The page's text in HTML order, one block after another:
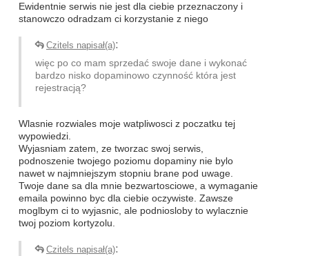
Ewidentnie serwis nie jest dla ciebie przeznaczony i
stanowczo odradzam ci korzystanie z niego
Czitels napisał(a):
więc po co mam sprzedać swoje dane i wykonać
bardzo nisko dopaminowo czynność która jest
rejestracją?
Wlasnie rozwiales moje watpliwosci z poczatku tej
wypowiedzi.
Wyjasniam zatem, ze tworzac swoj serwis,
podnoszenie twojego poziomu dopaminy nie bylo
nawet w najmniejszym stopniu brane pod uwage.
Twoje dane sa dla mnie bezwartosciowe, a wymaganie
emaila powinno byc dla ciebie oczywiste. Zawsze
moglbym ci to wyjasnic, ale podniosloby to wylacznie
twoj poziom kortyzolu.
Czitels napisał(a):